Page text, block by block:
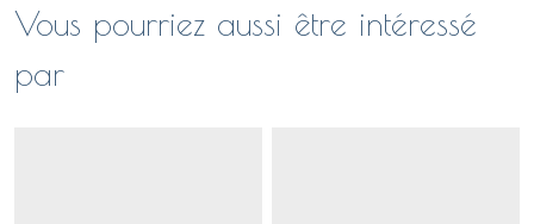
Vous pourriez aussi être intéressé
par